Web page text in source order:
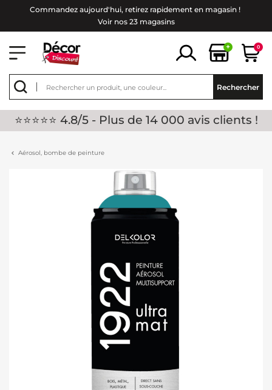
Commandez aujourd'hui, retirez rapidement en magasin !
Voir nos 23 magasins
+ 0
Rechercher
⭐⭐⭐⭐⭐ 4.8/5 - Plus de 14 000 avis clients !
Aérosol, bombe de peinture